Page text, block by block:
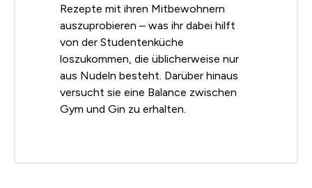
Rezepte mit ihren Mitbewohnern
auszuprobieren – was ihr dabei hilft
von der Studentenküche
loszukommen, die üblicherweise nur
aus Nudeln besteht. Darüber hinaus
versucht sie eine Balance zwischen
Gym und Gin zu erhalten.